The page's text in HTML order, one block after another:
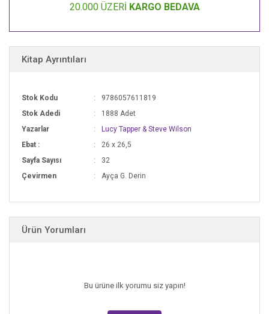
20.000 ÜZERİ KARGO BEDAVA
Kitap Ayrıntıları
Stok Kodu
9786057611819
Stok Adedi
1888 Adet
Yazarlar
Lucy Tapper & Steve Wilson
Ebat :
26 x 26,5
Sayfa Sayısı
32
Çevirmen
Ayça G. Derin
Ürün Yorumları
Bu ürüne ilk yorumu siz yapın!